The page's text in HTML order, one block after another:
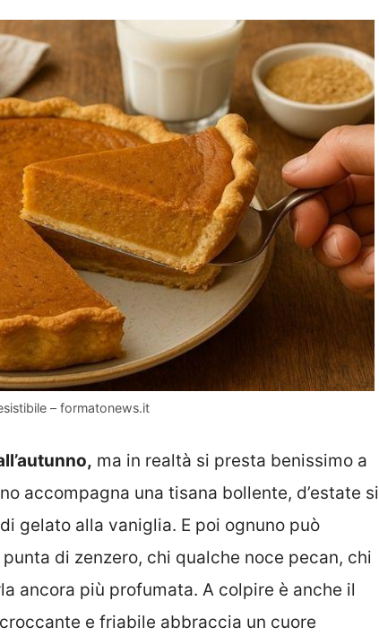
– formatonews.it
ma in realtà si presta benissimo a
accompagna una tisana bollente, d’estate si
gelato alla vaniglia. E poi ognuno può
di zenzero, chi qualche noce pecan, chi
ancora più profumata. A colpire è anche il
e friabile abbraccia un cuore